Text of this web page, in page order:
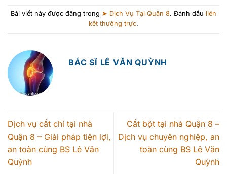
Bài viết này được đăng trong ➤ Dịch Vụ Tại Quận 8. Đánh dấu liên
kết thường trực.
BÁC SĨ LÊ VĂN QUỲNH
Dịch vụ cắt chỉ tại nhà
Quận 8 – Giải pháp tiện lợi,
an toàn cùng BS Lê Văn
Quỳnh
Cắt bột tại nhà Quận 8 –
Dịch vụ chuyên nghiệp, an
toàn cùng BS Lê Văn
Quỳnh